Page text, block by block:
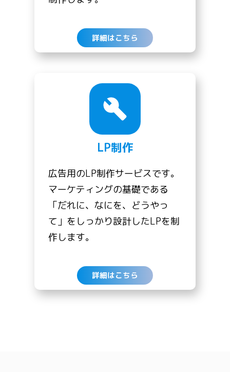
詳細はこちら
LP制作
広告用のLP制作サービスです。
マーケティングの基礎である
「だれに、なにを、どうやっ
て」をしっかり設計したLPを制
作します。
詳細はこちら